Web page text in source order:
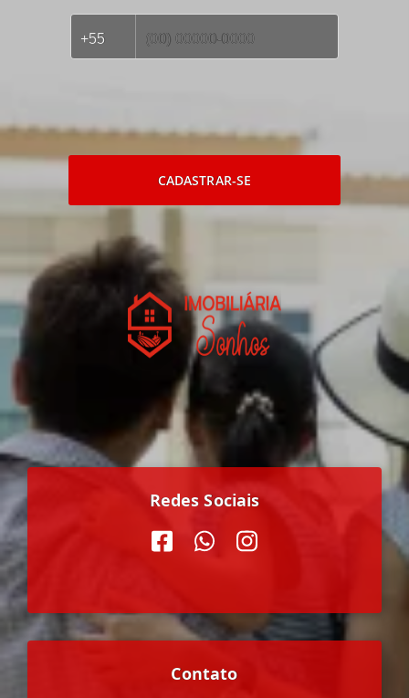
CADASTRAR-SE
Redes Sociais
Contato